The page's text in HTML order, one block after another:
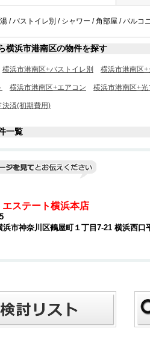
/ バストイレ別 / シャワー / 角部屋 / バル
横浜市港南区の物件を探す
横浜市港南区+バストイレ別 横浜市港南区+
横浜市港南区+エアコン 横浜市港南区+光
決済(初期費用)
一覧
エステート横浜本店
浜市神奈川区鶴屋町１丁目7-21 横浜西口